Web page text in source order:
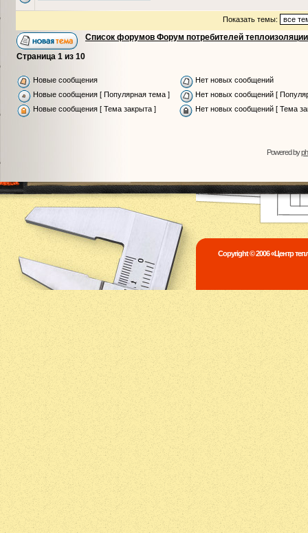
Показать темы:
Список форумов Форум потребителей теплоизоляции
Страница 1 из 10
Новые сообщения
Нет новых сообщений
Новые сообщения [ Популярная тема ]
Нет новых сообщений [
Новые сообщения [ Тема закрыта ]
Нет новых сообщений [ Тема
Powered by
Copyright © 2006 «Центр